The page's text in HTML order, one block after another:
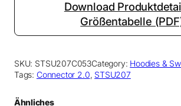
Download
Größentabelle
SKU: STSU207C053Category: Hoodies &
Tags: Connector 2.0, STSU207
Ähnliches